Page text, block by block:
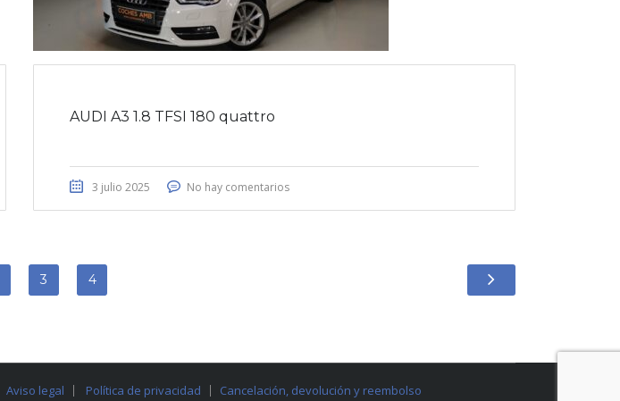
AUDI A3 1.8 TFSI 180 quattro
3 julio 2025 No hay comentarios
3 4
Aviso legal Política de privacidad Cancelación, devolución y reembolso